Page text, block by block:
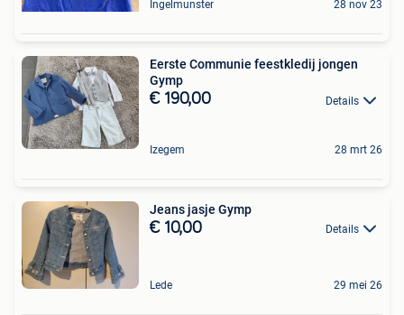
Ingelmunster 28 nov 23
Eerste Communie feestkledij jongen
Gymp
€ 190,00 Details
Izegem 28 mrt 26
Jeans jasje Gymp
€ 10,00 Details
Lede 29 mei 26